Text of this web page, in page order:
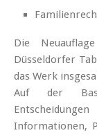
Die
Düsseldorfer
das Werk
Auf der
Informationen,